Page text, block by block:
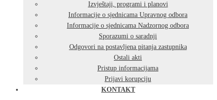
Izvještaji, programi i planovi
Informacije o sjednicama Upravnog odbora
Informacije o sjednicama Nadzornog odbora
Sporazumi o saradnji
Odgovori na postavljena pitanja zastupnika
Ostali akti
Pristup informacijama
Prijavi korupciju
KONTAKT